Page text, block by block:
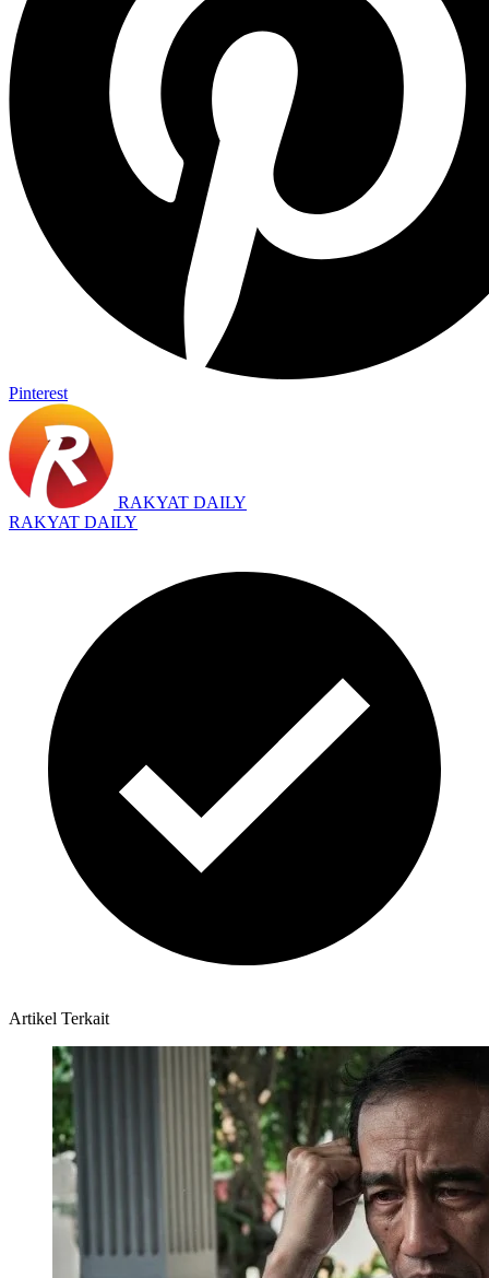
Pinterest
RAKYAT DAILY
RAKYAT DAILY
Artikel Terkait